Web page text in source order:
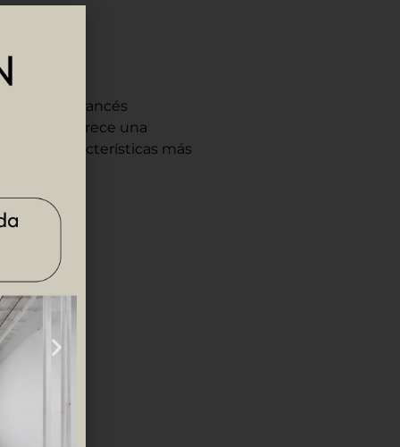
faire francés
i66M ofrece una
sus características más